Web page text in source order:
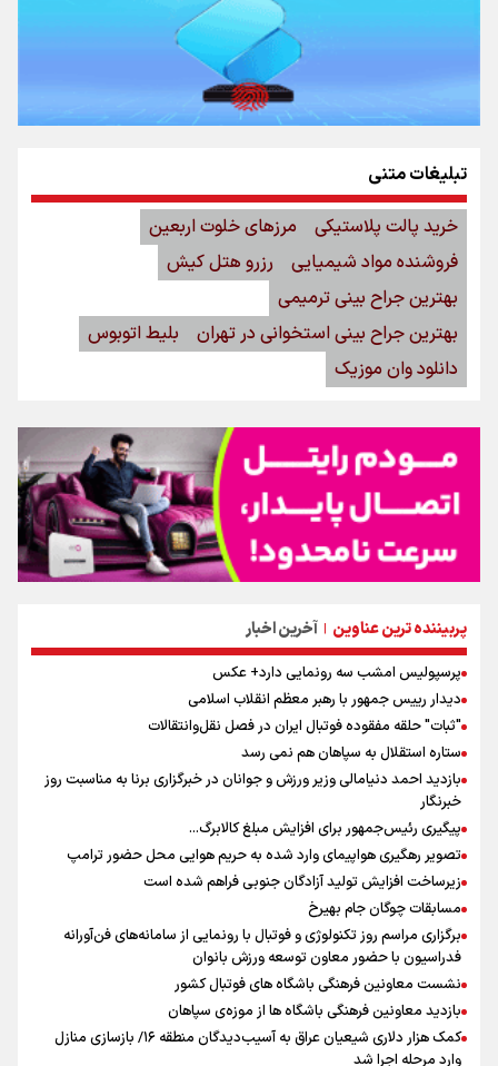
پربیننده ترین عناوین | آخرین اخبار
پرسپولیس امشب سه رونمایی دارد+ عکس
دیدار رییس جمهور با رهبر معظم انقلاب اسلامی
"ثبات" حلقه مفقوده فوتبال ایران در فصل نقل‌وانتقالات
ستاره استقلال به سپاهان هم نمی رسد
بازدید احمد دنیامالی وزیر ورزش و جوانان در خبرگزاری برنا به مناسبت روز
خبرنگار
پیگیری رئیس‌جمهور برای افزایش مبلغ کالابرگ...
تصویر رهگیری هواپیمای وارد شده به حریم هوایی محل حضور ترامپ
زیرساخت افزایش تولید آزادگان جنوبی فراهم شده است
مسابقات چوگان جام بهیرخ
برگزاری مراسم روز تکنولوژی و فوتبال با رونمایی از سامانه‌های فن‌آورانه
فدراسیون با حضور معاون توسعه ورزش بانوان
نشست معاونین فرهنگی باشگاه های فوتبال کشور
بازدید معاونین فرهنگی باشگاه ها از موزه‌ی سپاهان
کمک هزار دلاری شیعیان عراق به آسیب‌دیدگان منطقه ۱۶/ بازسازی منازل
وارد مرحله اجرا شد
تبلیغات متنی
خرید پالت پلاستیکی
مرزهای خلوت اربعین
فروشنده مواد شیمیایی
رزرو هتل کیش
بهترین جراح بینی ترمیمی
بهترین جراح بینی استخوانی در تهران
بلیط اتوبوس
دانلود وان موزیک